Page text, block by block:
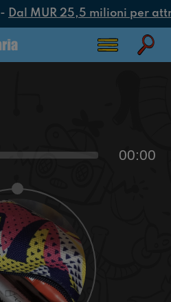
Dal MUR 25,5 milioni per
00:00